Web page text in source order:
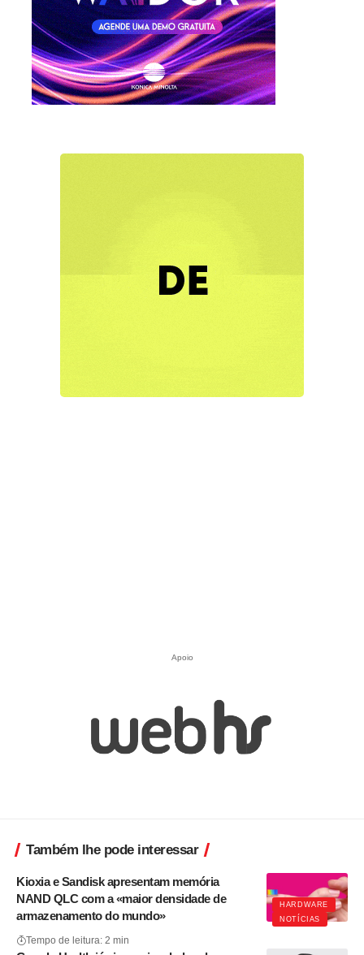
Apoio
Também lhe pode interessar
HARDWARE
NOTÍCIAS
Kioxia e Sandisk apresentam memória
NAND QLC com a «maior densidade de
armazenamento do mundo»
Tempo de leitura: 2 min